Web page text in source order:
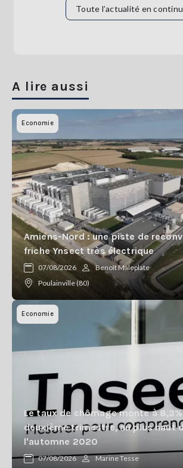
Toute l’actualité en continu
A lire aussi
Economie
Amiens-Nord : une piste de
friche Ynsect très électrique
07/08/2026
Benoît Maleplate
Poulainville (80)
Economie
Le taux de chômage monte à
deuxième trimestre, au plus haut
l'automne 2020
07/08/2026
Marine Tesse